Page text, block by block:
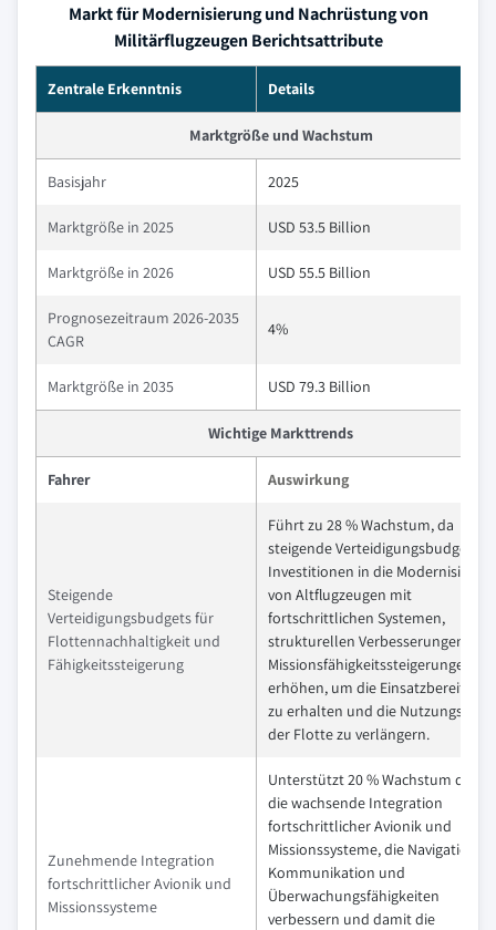
Markt für Modernisierung und Nachrüstung von
Militärflugzeugen Berichtsattribute
Zentrale Erkenntnis Details
Marktgröße und Wachstum
Basisjahr 2025
Marktgröße in 2025 USD 53.5 Billion
Marktgröße in 2026 USD 55.5 Billion
Prognosezeitraum 2026-2035
CAGR
4%
Marktgröße in 2035 USD 79.3 Billion
Wichtige Markttrends
Fahrer Auswirkung
Steigende
Verteidigungsbudgets für
Flottennachhaltigkeit und
Fähigkeitssteigerung
Führt zu 28 % Wachstum, da
steigende Verteidigungsbudgets
Investitionen in die
von Altflugzeugen mit
fortschrittlichen Systemen,
strukturellen Verbesserungen und
Missionsfähigkeitssteigerungen
erhöhen, um die
zu erhalten und die
der Flotte zu verlängern.
Zunehmende Integration
fortschrittlicher Avionik und
Missionssysteme
Unterstützt 20 % Wachstum durch
die wachsende Integration
fortschrittlicher Avionik und
Missionssysteme, die Navigation,
Kommunikation und
Überwachungsfähigkeiten
verbessern und damit die